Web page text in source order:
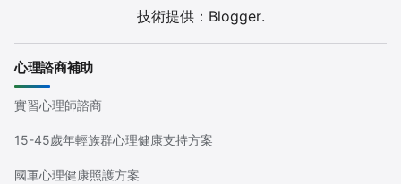
技術提供： Blogger.
心理諮商補助
實習心理師諮商
15-45歲年輕族群心理健康支持方案
國軍心理健康照護方案